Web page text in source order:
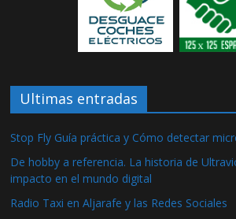
Ultimas entradas
Stop Fly Guía práctica y Cómo detectar
De hobby a referencia. La historia de
impacto en el mundo digital
Radio Taxi en Aljarafe y las Redes Sociales